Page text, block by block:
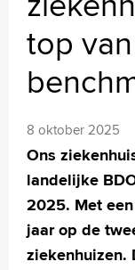
top
8 oktober 2025
Ons
landelijke
2025. Met
jaar op de
ziekenhuizen.